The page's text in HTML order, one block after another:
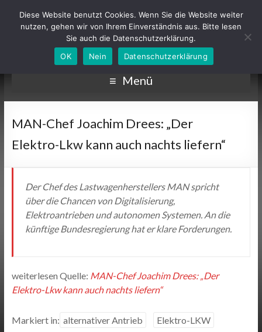
Menü
MAN-Chef Joachim Drees: „Der
Elektro-Lkw kann auch nachts liefern“
Der Chef des Lastwagenherstellers MAN spricht
über die Chancen von Digitalisierung,
Elektroantrieben und autonomen Systemen. An die
künftige Bundesregierung hat er klare Forderungen.
weiterlesen Quelle: MAN-Chef Joachim Drees: „Der
Elektro-Lkw kann auch nachts liefern“
Markiert in: alternativer Antrieb Elektro-LKW
Diese Website benutzt Cookies. Wenn Sie die Website weiter
nutzen, gehen wir von Ihrem Einverständnis aus. Bitte lesen
Sie auch die Datenschutzerklärung.
OK
Nein Datenschutzerklärung